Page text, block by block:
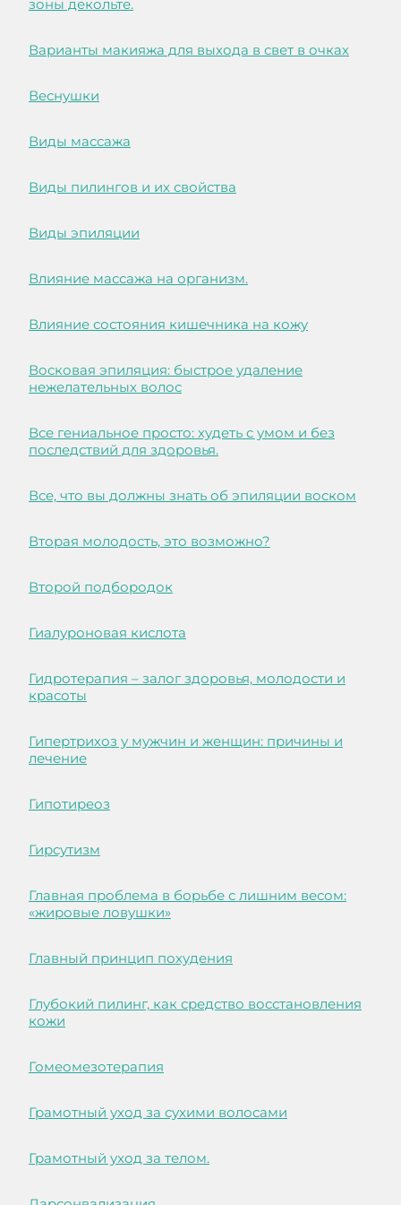
зоны декольте.
Варианты макияжа для выхода в свет в очках
Веснушки
Виды массажа
Виды пилингов и их свойства
Виды эпиляции
Влияние массажа на организм.
Влияние состояния кишечника на кожу
Восковая эпиляция: быстрое удаление
нежелательных волос
Все гениальное просто: худеть с умом и без
последствий для здоровья.
Все, что вы должны знать об эпиляции воском
Вторая молодость, это возможно?
Второй подбородок
Гиалуроновая кислота
Гидротерапия – залог здоровья, молодости и
красоты
Гипертрихоз у мужчин и женщин: причины и
лечение
Гипотиреоз
Гирсутизм
Главная проблема в борьбе с лишним весом:
«жировые ловушки»
Главный принцип похудения
Глубокий пилинг, как средство восстановления
кожи
Гомеомезотерапия
Грамотный уход за сухими волосами
Грамотный уход за телом.